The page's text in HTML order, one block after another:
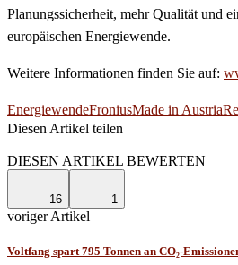
Planungssicherheit, mehr Qualität und
europäischen Energiewende.
Weitere Informationen finden Sie auf:
EnergiewendeFroniusMade in Austria
Diesen Artikel teilen
DIESEN ARTIKEL BEWERTEN
16 1
voriger Artikel
Voltfang spart 795 Tonnen an CO₂-